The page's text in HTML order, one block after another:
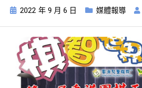
2022 年 9 月 6 日 媒體報導